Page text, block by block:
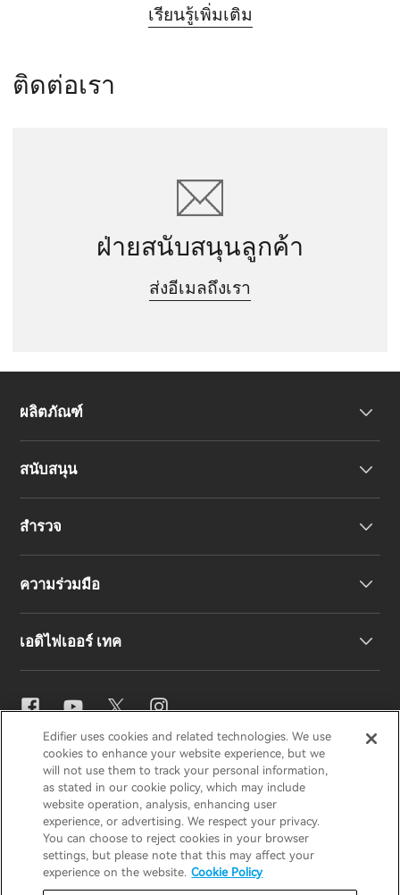
เรียนรู้เพิ่มเติม
ติดต่อเรา
ฝ่ายสนับสนุนลูกค้า
ส่งอีเมลถึงเรา
ผลิตภัณฑ์
สนับสนุน
สำรวจ
ความร่วมมือ
สมัครเป็นตัวแทนจำหน่าย
เอดิไฟเออร์ เทค
การตั้งค่าอีคิว
Snapdragon Sound™
การสตรีมเพลง
EDIFIERAIRPULSESTAXHECATE
ประกาศความเป็นส่วนตัวประกาศเกี่ยวกับคุกกี้
ประเทศไทย / ไทย
Edifier uses cookies and related technologies. We use
cookies to enhance your website experience, but we
will not use them to track your personal information,
as stated in our cookie policy, which may include
website operation, analysis, enhancing user
experience, or advertising. We respect your privacy.
You can choose to reject cookies in your browser
settings, but please note that this may affect your
experience on the website. Cookie Policy